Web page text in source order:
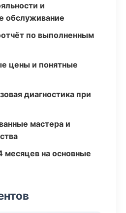
и
обслуживание
по выполненным
цены и понятные
диагностика при
мастера и
месяцев на основные